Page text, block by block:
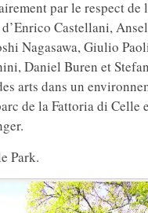
par le respect de
Castellani,
Nagasawa, Giulio
Daniel Buren et
arts dans un
de la Fattoria di Celle
Park.